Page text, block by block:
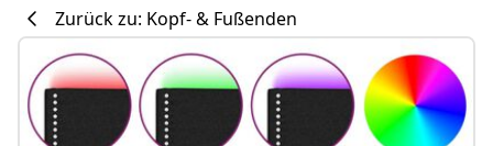
Zurück zu: Kopf- & Fußenden